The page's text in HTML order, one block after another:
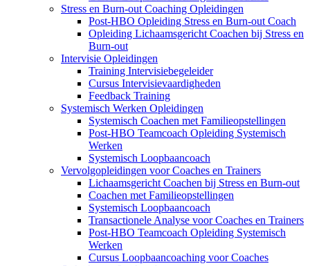
Stress en Burn-out Coaching Opleidingen
Post-HBO Opleiding Stress en Burn-out Coach
Opleiding Lichaamsgericht Coachen bij Stress en
Burn-out
Intervisie Opleidingen
Training Intervisiebegeleider
Cursus Intervisievaardigheden
Feedback Training
Systemisch Werken Opleidingen
Systemisch Coachen met Familieopstellingen
Post-HBO Teamcoach Opleiding Systemisch
Werken
Systemisch Loopbaancoach
Vervolgopleidingen voor Coaches en Trainers
Lichaamsgericht Coachen bij Stress en Burn-out
Coachen met Familieopstellingen
Systemisch Loopbaancoach
Transactionele Analyse voor Coaches en Trainers
Post-HBO Teamcoach Opleiding Systemisch
Werken
Cursus Loopbaancoaching voor Coaches